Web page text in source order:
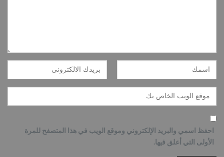
احفظ اسمي والبريد الإلكتروني وموقع الويب في هذا المتصفح للمرة
الأولى التي أعلق فيها.